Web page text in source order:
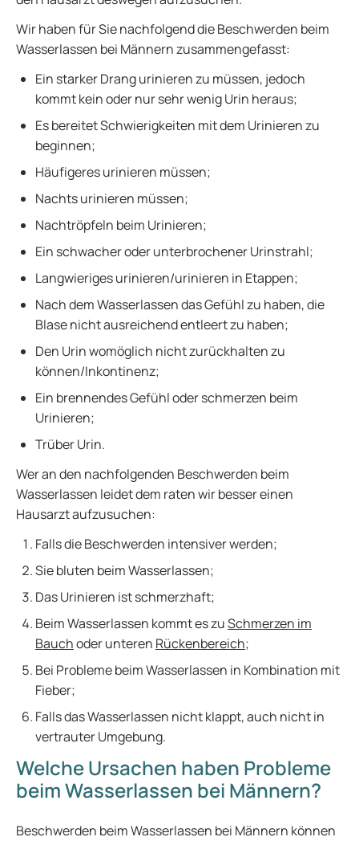
Wir haben für Sie nachfolgend die Beschwerden beim
Wasserlassen bei Männern zusammengefasst:
Ein starker Drang urinieren zu müssen, jedoch
kommt kein oder nur sehr wenig Urin heraus;
Es bereitet Schwierigkeiten mit dem Urinieren zu
beginnen;
Häufigeres urinieren müssen;
Nachts urinieren müssen;
Nachtröpfeln beim Urinieren;
Ein schwacher oder unterbrochener Urinstrahl;
Langwieriges urinieren/urinieren in Etappen;
Nach dem Wasserlassen das Gefühl zu haben, die
Blase nicht ausreichend entleert zu haben;
Den Urin womöglich nicht zurückhalten zu
können/Inkontinenz;
Ein brennendes Gefühl oder schmerzen beim
Urinieren;
Trüber Urin.
Wer an den nachfolgenden Beschwerden beim
Wasserlassen leidet dem raten wir besser einen
Hausarzt aufzusuchen:
Falls die Beschwerden intensiver werden;
Sie bluten beim Wasserlassen;
Das Urinieren ist schmerzhaft;
Beim Wasserlassen kommt es zuSchmerzen im
Bauchoder unteren Rückenbereich;
Bei Probleme beim Wasserlassen in Kombination mit
Fieber;
Falls das Wasserlassen nicht klappt, auch nicht in
vertrauter Umgebung.
Welche Ursachen haben Probleme
beim Wasserlassen bei Männern?
Beschwerden beim Wasserlassen bei Männern können